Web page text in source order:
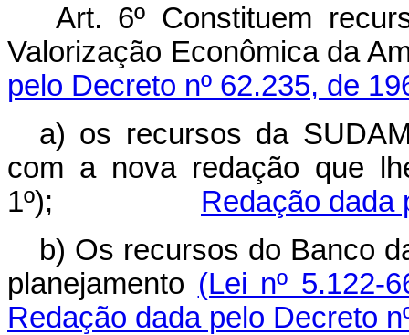
Art. 6º Constituem
Valorização
pelo Decreto nº 62.235, de
a) os recursos da
com a nova redação que
1º); Redação dada
b) Os recursos do Banco
planejamento (Lei nº 5.122-
Redação dada pelo Decreto